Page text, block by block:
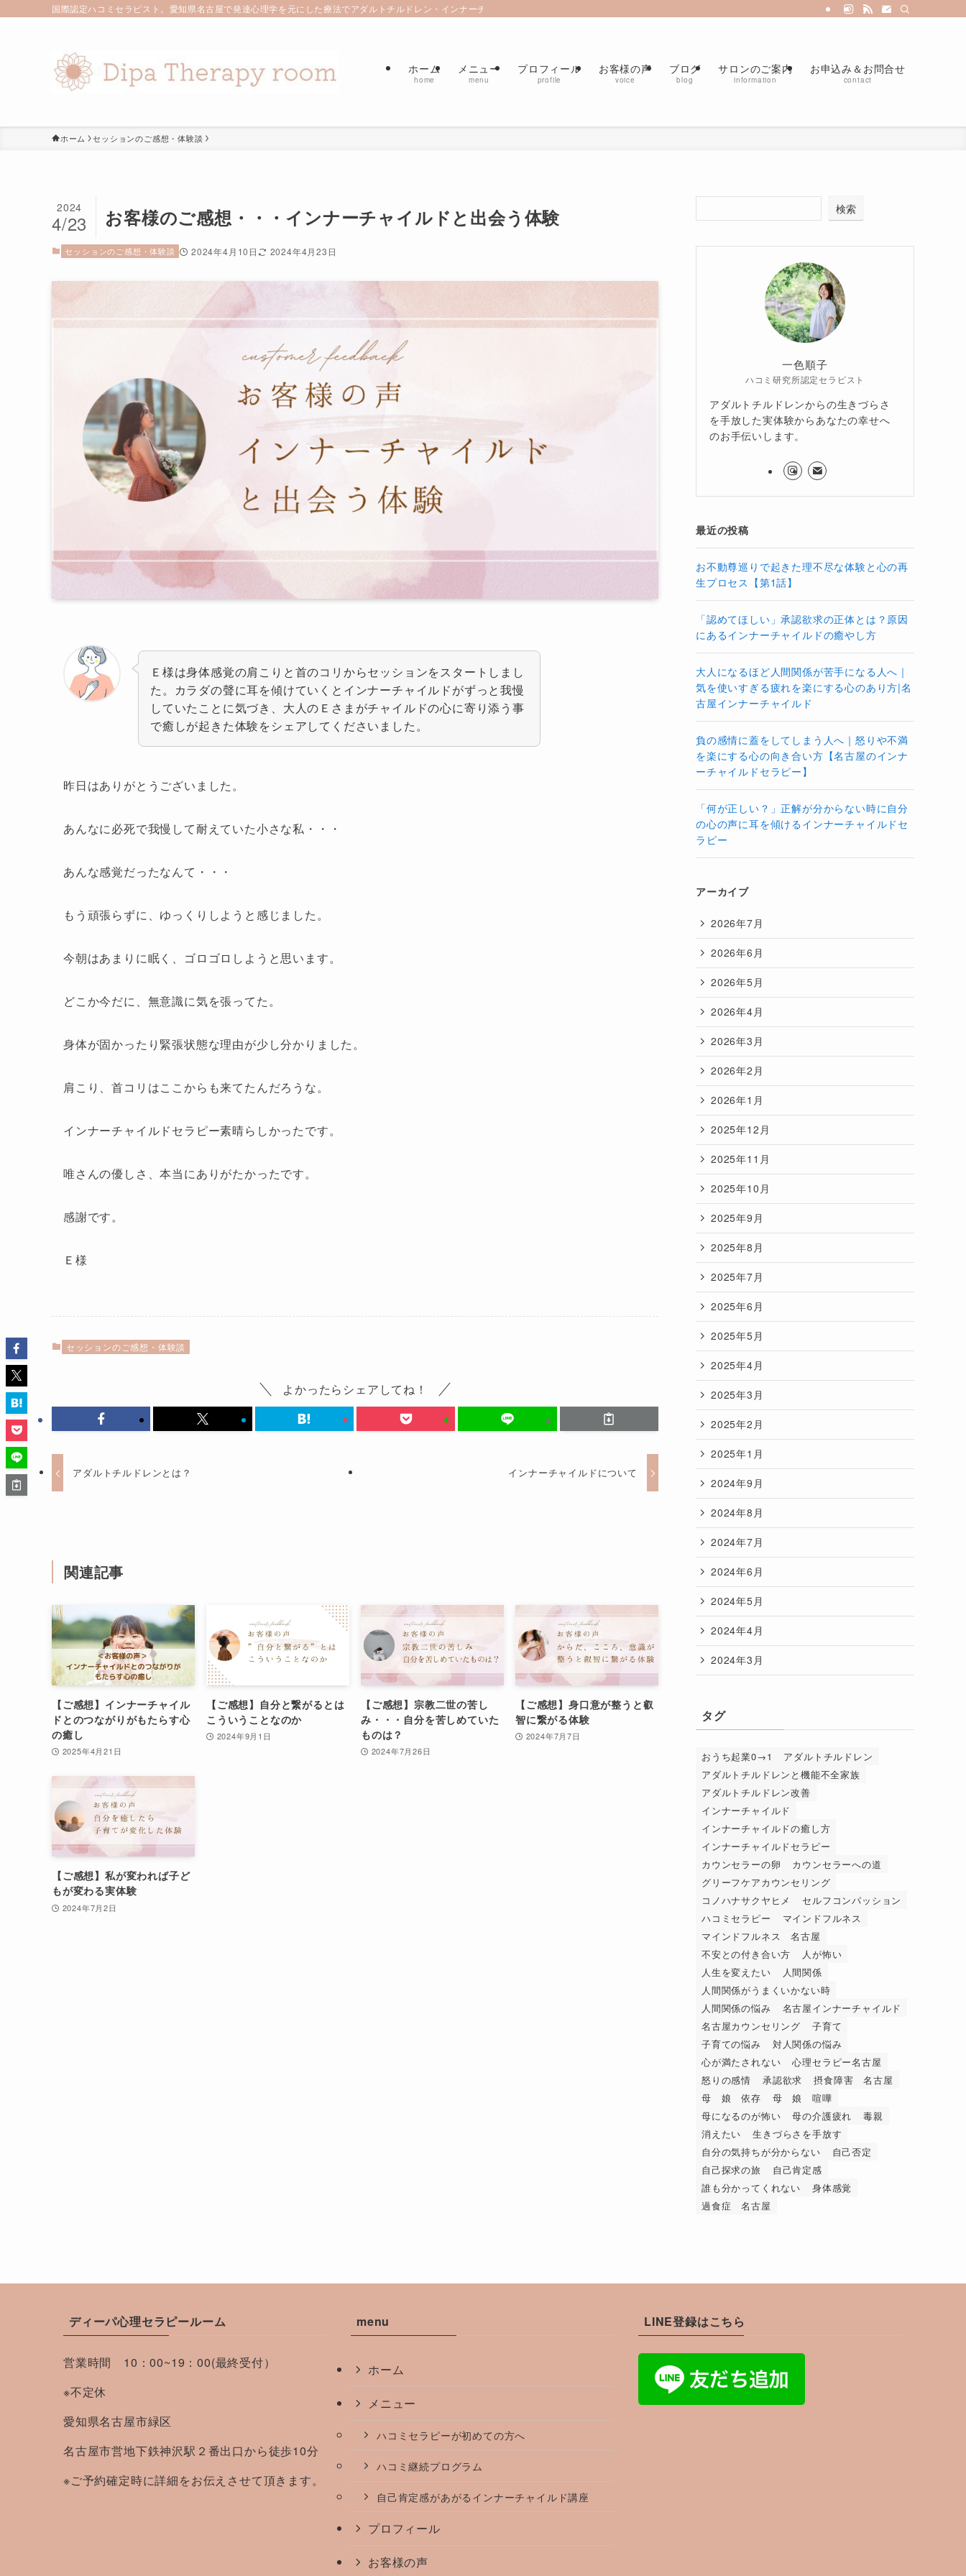
国際認定ハコミセラピスト。愛知県名古屋で発達心理学を元にした療法でアダルトチルドレン・インナーチャイルド癒すセラピールーム | 自宅サロン・インナーチャイルドカウンセリング・アダルトチルドレン克服なら名古
ホーム
home
メニュー
menu
プロフィール
profile
お客様の声
voice
ブログ
blog
サロンのご案内
information
お申込み＆お問合せ
contact
ホーム セッションのご感想・体験談
お客様のご感想・・・インナーチャイルドと出会う体験
2024
4/23
セッションのご感想・体験談 2024年4月10日 2024年4月23日
Ｅ様は身体感覚の肩こりと首のコリからセッションをスタートしまし
た。カラダの聲に耳を傾けていくとインナーチャイルドがずっと我慢
していたことに気づき、大人のＥさまがチャイルドの心に寄り添う事
で癒しが起きた体験をシェアしてくださいました。
昨日はありがとうございました。
あんなに必死で我慢して耐えていた小さな私・・・
あんな感覚だったなんて・・・
もう頑張らずに、ゆっくりしようと感じました。
今朝はあまりに眠く、ゴロゴロしようと思います。
どこか今だに、無意識に気を張ってた。
身体が固かったり緊張状態な理由が少し分かりました。
肩こり、首コリはここからも来てたんだろうな。
インナーチャイルドセラピー素晴らしかったです。
唯さんの優しさ、本当にありがたかったです。
感謝です。
Ｅ様
セッションのご感想・体験談
よかったらシェアしてね！
アダルトチルドレンとは？ インナーチャイルドについて
関連記事
【ご感想】インナーチャイル
ドとのつながりがもたらす心
の癒し
2025年4月21日
【ご感想】自分と繋がるとは
こういうことなのか
2024年9月1日
【ご感想】宗教二世の苦し
み・・・自分を苦しめていた
ものは？
2024年7月26日
【ご感想】身口意が整うと叡
智に繋がる体験
2024年7月7日
【ご感想】私が変われば子ど
もが変わる実体験
2024年7月2日
検索
一色順子
ハコミ研究所認定セラピスト
アダルトチルドレンからの生きづらさ
を手放した実体験からあなたの幸せへ
のお手伝いします。
最近の投稿
お不動尊巡りで起きた理不尽な体験と心の再
生プロセス【第1話】
「認めてほしい」承認欲求の正体とは？原因
にあるインナーチャイルドの癒やし方
大人になるほど人間関係が苦手になる人へ｜
気を使いすぎる疲れを楽にする心のあり方|名
古屋インナーチャイルド
負の感情に蓋をしてしまう人へ｜怒りや不満
を楽にする心の向き合い方【名古屋のインナ
ーチャイルドセラピー】
「何が正しい？」正解が分からない時に自分
の心の声に耳を傾けるインナーチャイルドセ
ラピー
アーカイブ
2026年7月
2026年6月
2026年5月
2026年4月
2026年3月
2026年2月
2026年1月
2025年12月
2025年11月
2025年10月
2025年9月
2025年8月
2025年7月
2025年6月
2025年5月
2025年4月
2025年3月
2025年2月
2025年1月
2024年9月
2024年8月
2024年7月
2024年6月
2024年5月
2024年4月
2024年3月
タグ
おうち起業0→1
アダルトチルドレン
アダルトチルドレンと機能不全家族
アダルトチルドレン改善
インナーチャイルド
インナーチャイルドの癒し方
インナーチャイルドセラピー
カウンセラーの卵
カウンセラーへの道
グリーフケアカウンセリング
コノハナサクヤヒメ
セルフコンパッション
ハコミセラピー
マインドフルネス
マインドフルネス 名古屋
不安との付き合い方
人が怖い
人生を変えたい
人間関係
人間関係がうまくいかない時
人間関係の悩み
名古屋インナーチャイルド
名古屋カウンセリング
子育て
子育ての悩み
対人関係の悩み
心が満たされない
心理セラピー名古屋
怒りの感情
承認欲求
摂食障害 名古屋
母 娘 依存
母 娘 喧嘩
母になるのが怖い
母の介護疲れ
毒親
消えたい
生きづらさを手放す
自分の気持ちが分からない
自己否定
自己探求の旅
自己肯定感
誰も分かってくれない
身体感覚
過食症 名古屋
ディーパ心理セラピールーム
営業時間 10：00~19：00(最終受付）
※不定休
愛知県名古屋市緑区
名古屋市営地下鉄神沢駅２番出口から徒歩10分
※ご予約確定時に詳細をお伝えさせて頂きます。
menu
ホーム
メニュー
ハコミセラピーが初めての方へ
ハコミ継続プログラム
自己肯定感があがるインナーチャイルド講座
プロフィール
お客様の声
LINE登録はこちら